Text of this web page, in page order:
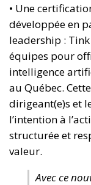
• Une
développée en
leadership :
équipes pour
intelligence
au Québec.
dirigeant(e)s et
l’intention à
structurée et
valeur.
Avec ce